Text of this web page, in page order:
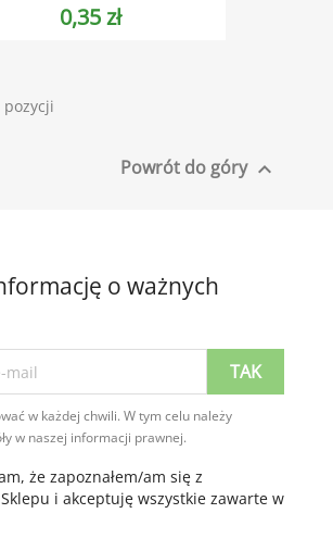
0,35 zł
pozycji
Powrót do góry 
o ważnych
w każdej chwili. W tym celu należy
w naszej informacji prawnej.
że zapoznałem/am się z
i akceptuję wszystkie zawarte w